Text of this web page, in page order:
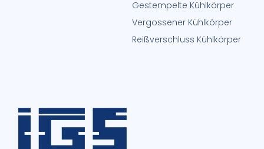
Gestempelte Kühlkörper
Vergossener Kühlkörper
Reißverschluss Kühlkörper